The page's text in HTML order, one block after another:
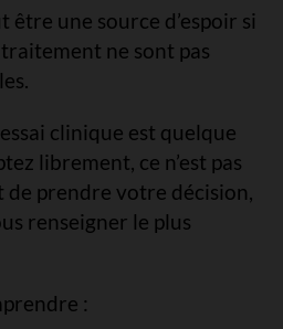
être une source d’espoir si
ne sont pas
clinique est quelque
librement, ce n’est pas
prendre votre décision,
renseigner le plus
: